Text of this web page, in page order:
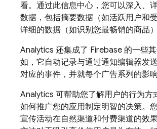
看。通过此信息中心，您可以深入、
数据，包括摘要数据（如活跃用户和
详细的数据（如识别您最畅销的商品）
Analytics 还集成了 Firebase 的一些
如，它自动记录与通过通知编辑器发
对应的事件，并就每个广告系列的影响
Analytics 可帮助您了解用户的行为方
如何推广您的应用制定明智的决策。
宣传活动在自然渠道和付费渠道的效